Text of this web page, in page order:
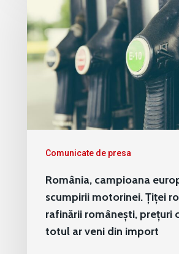
Comunicate de presa
România, campioana
scumpirii motorinei. Țiței
rafinării românești, prețuri
totul ar veni din import